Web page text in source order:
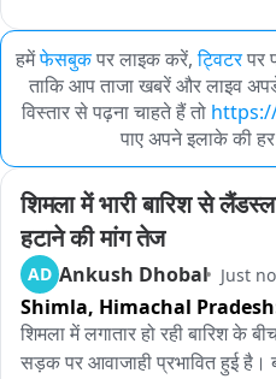
हमेंफेसबुकपर लाइक करें, ट्विटरपर
ताकि आप ताजा खबरें और लाइव
विस्तार से पढ़ना चाहते हैं तो
पाए अपने इलाके की
शिमला में भारी बारिश से
हटाने की मांग तेज
AD Ankush Dhobal Just
Shimla, Himachal
शिमला में लगातार हो रही बारिश के
सड़क पर आवाजाही प्रभावित हुई है।